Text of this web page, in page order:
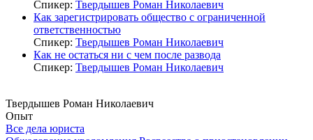
Спикер: Твердышев Роман Николаевич
Как зарегистрировать общество с ограниченной
ответственностью
Спикер: Твердышев Роман Николаевич
Как не остаться ни с чем после развода
Спикер: Твердышев Роман Николаевич
Твердышев Роман Николаевич
Опыт
Все дела юриста